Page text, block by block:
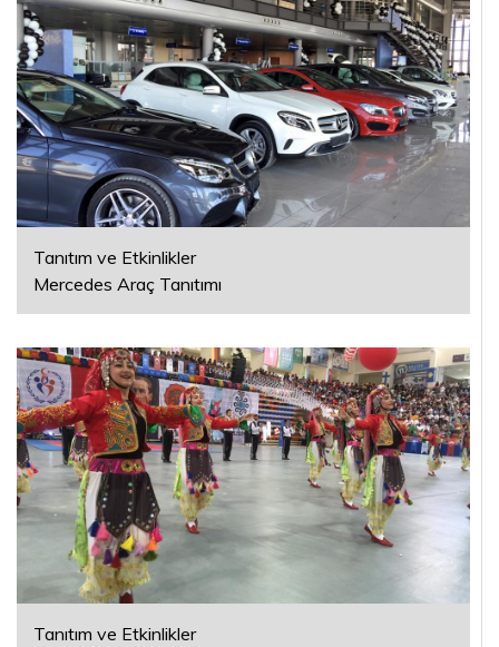
Tanıtım ve Etkinlikler
Mercedes Araç Tanıtımı
Tanıtım ve Etkinlikler